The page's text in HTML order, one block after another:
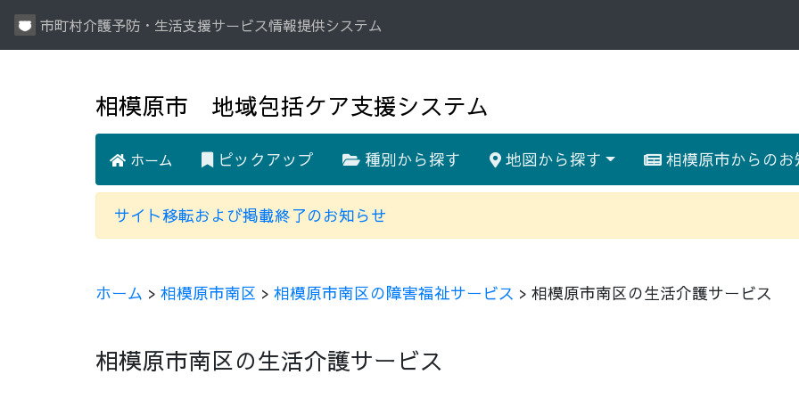
市町村介護予防・生活支援サービス情報提供システム
相模原市 地域包括ケア支援システム
ホーム ピックアップ 種別から探す 地図から探す 相模原市からの
サイト移転および掲載終了のお知らせ
ホーム > 相模原市南区 > 相模原市南区の障害福祉サービス > 相模原市南区の生活介護サービス
相模原市南区の生活介護サービス